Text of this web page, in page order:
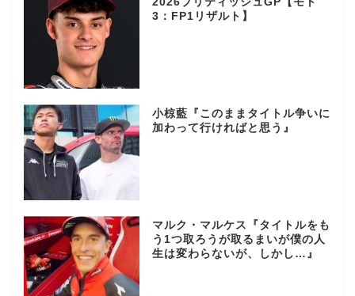
3：FP1リザルト】
小椋藍『このままタイトル争いに
加わって行ければと思う』
マルク・マルケス『タイトルをも
う1つ取ろうが取るまいが僕の人
生は変わらないが、しかし…』